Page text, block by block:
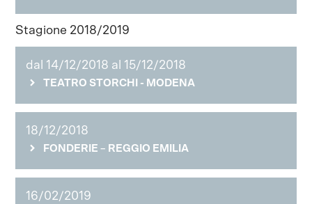
Stagione 2018/2019
dal 14/12/2018 al 15/12/2018
TEATRO STORCHI - MODENA
18/12/2018
FONDERIE – REGGIO EMILIA
16/02/2019